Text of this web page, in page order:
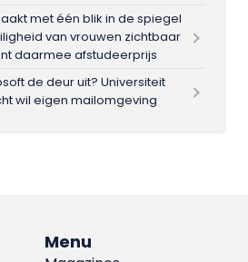
met één blik in de spiegel
van vrouwen zichtbaar
daarmee afstudeerprijs
de deur uit? Universiteit
wil eigen mailomgeving
Menu